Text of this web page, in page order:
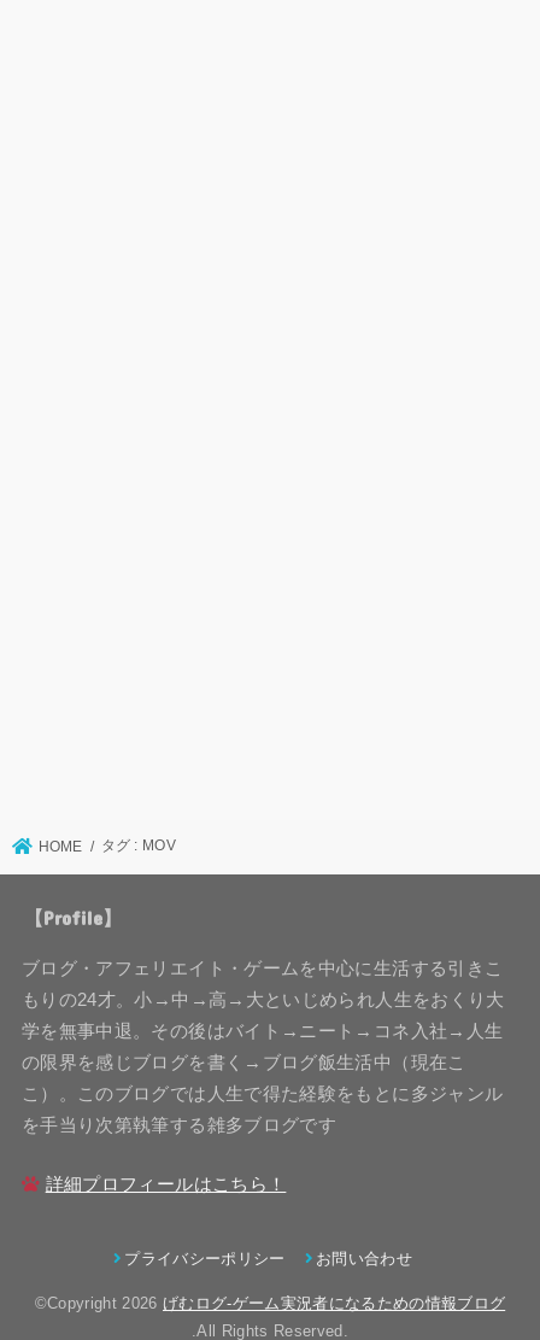
HOME タグ : MOV
【Profile】
ブログ・アフェリエイト・ゲームを中心に生活する引きこ
もりの24才。小→中→高→大といじめられ人生をおくり大
学を無事中退。その後はバイト→ニート→コネ入社→人生
の限界を感じブログを書く→ブログ飯生活中（現在こ
こ）。このブログでは人生で得た経験をもとに多ジャンル
を手当り次第執筆する雑多ブログです
詳細プロフィールはこちら！
プライバシーポリシー お問い合わせ
©Copyright 2026 げむログ-ゲーム実況者になるための情報ブログ
.All Rights Reserved.